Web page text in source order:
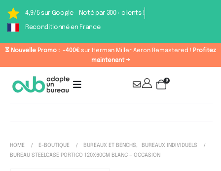
4,9/5 sur Google - Noté par 300+ clients !
Reconditionné en France
⏳ Nouvelle Promo : -400€ sur Herman Miller Aeron Remastered ! Profitez
maintenant →
0
HOME E-BOUTIQUE BUREAUX ET BENCHS,
BUREAUX INDIVIDUELS
BUREAU STEELCASE PORTICO 120X60CM BLANC – OCCASION